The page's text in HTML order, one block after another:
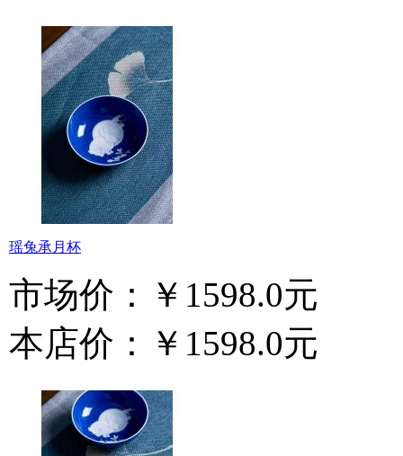
瑶兔承月杯
市场价：
￥1598.0元
本店价：
￥1598.0元